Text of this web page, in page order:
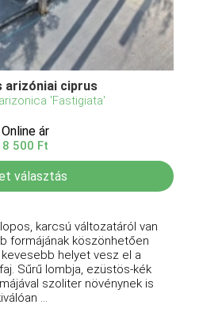
arizóniai ciprus
'Fastigiata'
Online ár
8 500 Ft
választás
karcsú változatáról van
formájának köszönhetően
helyet vesz el a
Sűrű lombja, ezüstös-kék
szoliter növénynek is
...